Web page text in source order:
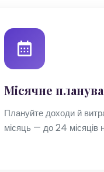
Місячне
Плануйте доходи й
місяць — до 24 місяців